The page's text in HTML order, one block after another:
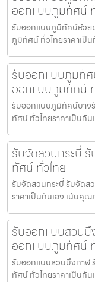
ออกแบบภูมิทัศน์
รับออกแบบภูมิทัศน์ห้วย
ภูมิทัศน์ ทั่วไทยราคาเป็
รับออกแบบภูมิทั
ออกแบบภูมิทัศน์
รับออกแบบภูมิทัศน์บาง
ทัศน์ ทั่วไทยราคาเป็นกั
รับจัดสวนกระบี่
ทัศน์ ทั่วไทย
รับจัดสวนกระบี่ รับจัด
ราคาเป็นกันเอง เน้นคุ
รับออกแบบสวน
ออกแบบภูมิทัศน์
รับออกแบบสวนบึงกาฬ
ทัศน์ ทั่วไทยราคาเป็นกั